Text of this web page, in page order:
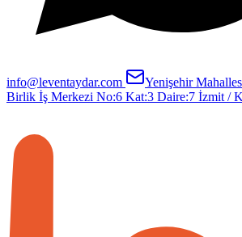
info@leventaydar.com
Yenişehir
Birlik İş Merkezi No:6 Kat:3 Daire:7 İzmit /